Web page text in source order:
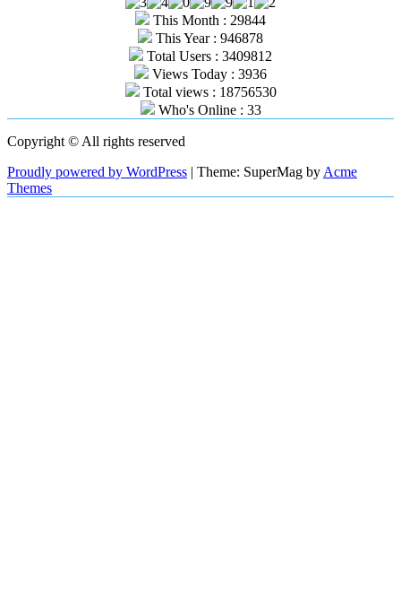
This Month : 29844
This Year : 946878
Total Users : 3409812
Views Today : 3936
Total views : 18756530
Who's Online : 33
Copyright © All rights reserved
Proudly powered by WordPress | Theme: SuperMag by Acme
Themes